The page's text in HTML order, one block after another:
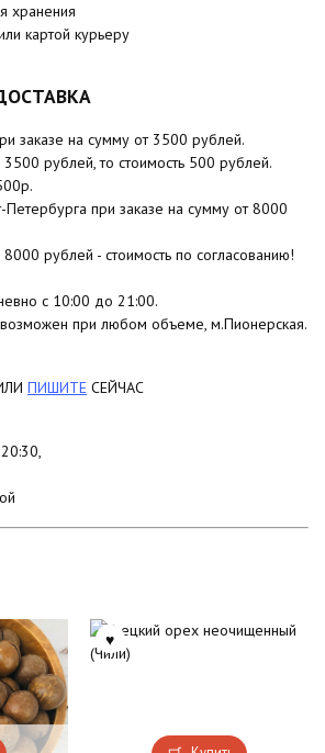
хранения
картой курьеру
заказе на сумму от 3500 рублей.
рублей, то стоимость 500 рублей.
при заказе на сумму от 8000
рублей - стоимость по согласованию!
с 10:00 до 21:00.
при любом объеме, м.Пионерская.
ПИШИТЕ СЕЙЧАС